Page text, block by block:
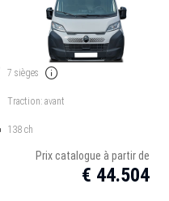
7 sièges
Traction: avant
138 ch
Prix catalogue à partir de
€ 44.504